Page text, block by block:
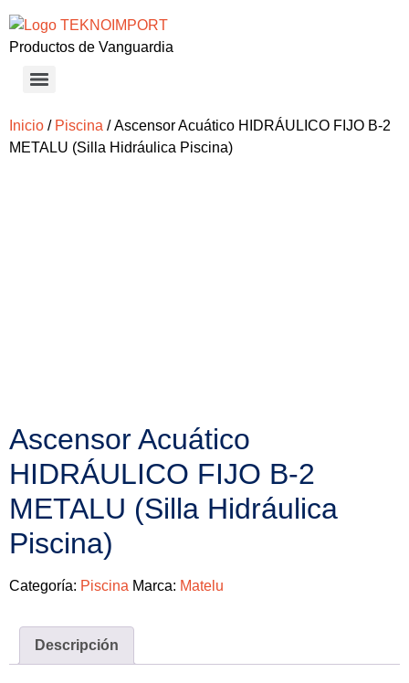
Productos de Vanguardia
Inicio / Piscina / Ascensor Acuático HIDRÁULICO FIJO B-2
METALU (Silla Hidráulica Piscina)
Ascensor Acuático
HIDRÁULICO FIJO B-2
METALU (Silla Hidráulica
Piscina)
Categoría: Piscina Marca: Matelu
Descripción